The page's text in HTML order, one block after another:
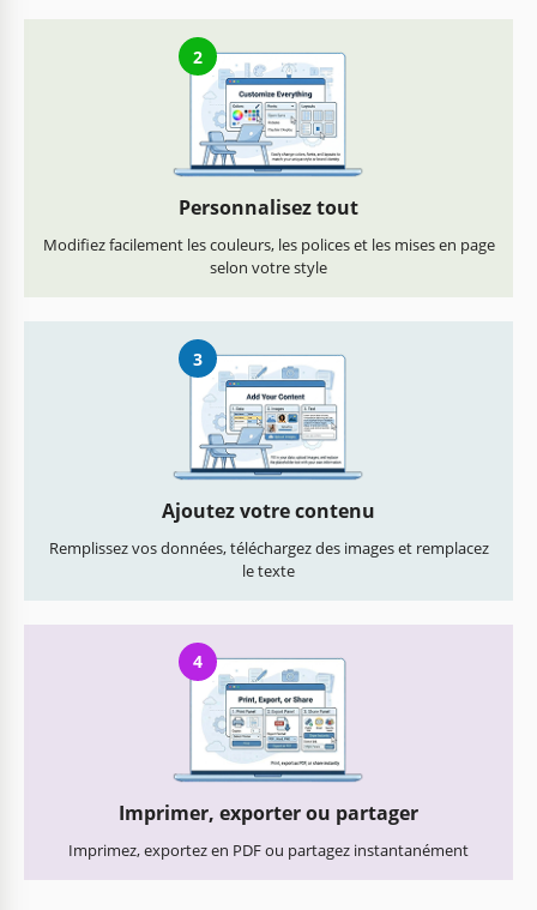
2
Personnalisez tout
Modifiez facilement les couleurs, les polices et les mises en page
selon votre style
3
Ajoutez votre contenu
Remplissez vos données, téléchargez des images et remplacez
le texte
4
Imprimer, exporter ou partager
Imprimez, exportez en PDF ou partagez instantanément